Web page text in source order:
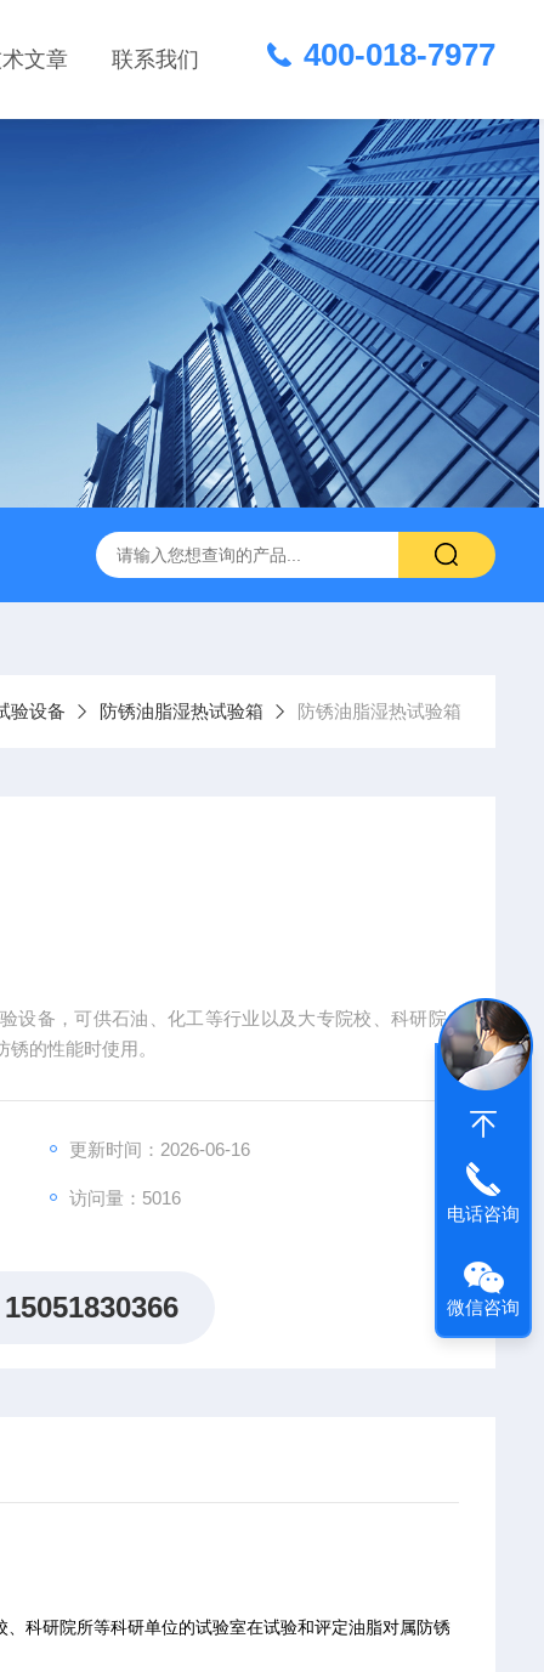
文章 联系我们 400-018-7977
高温老化试验箱 复合盐雾腐蚀试验箱 南京高低温
验设备 防锈油脂湿热试验箱 防锈油脂湿热试验箱
设备，可供石油、化工等行业以及大专院校、科研院
的性能时使用。
更新时间：2026-06-16
访问量：5016
15051830366
科研院所等科研单位的试验室在试验和评定油脂对属防锈
电话咨询
微信咨询